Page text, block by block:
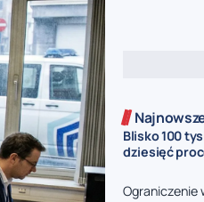
Blisko 100
dziesięć
Ograniczenie